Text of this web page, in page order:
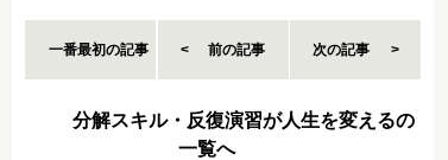
一番最初の記事 前の記事 次の記事
分解スキル・反復演習が人生を変えるの
一覧へ